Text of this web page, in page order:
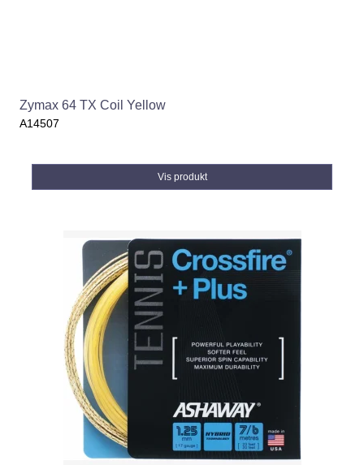
Zymax 64 TX Coil Yellow
A14507
Vis produkt